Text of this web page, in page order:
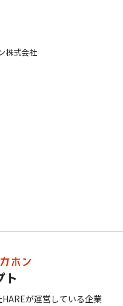
株式会社
ト
が運営している企業